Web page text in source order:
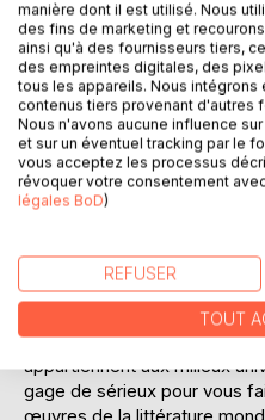
française dans une analyse
rapidement le sens de
et accessible par un
propose notamment un
principaux, des clés de
Une analyse littéraire
et comprendre le livre !
les passionnés de littérature
éducation est considéré
d'analyses d'œuvres
pour guider les lecteurs à
appartiennent aux milieux
gage de sérieux pour vous
œuvres de la littérature
manière dont il est utilisé. Nous
des fins de marketing et
ainsi qu'à des fournisseurs tiers,
des empreintes digitales, des
tous les appareils. Nous
contenus tiers provenant d'autres
Nous n'avons aucune influence
et sur un éventuel tracking par le
vous acceptez les processus
révoquer votre consentement
légales BoD)
REFUSER
TOUT